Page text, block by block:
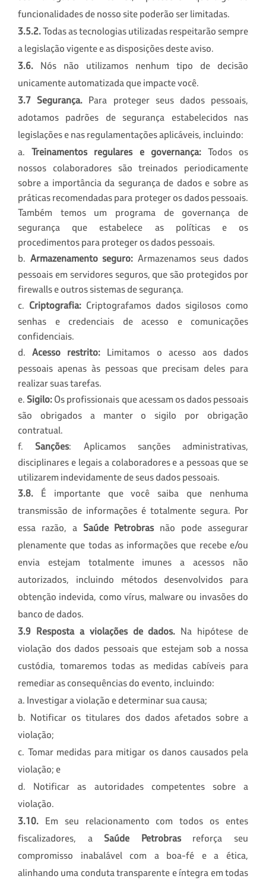
funcionalidades de nosso site poderão ser limitadas.
3.5.2.Todas as tecnologias utilizadas respeitarão sempre
a legislação vigente e as disposições deste aviso.
3.6. Nós não utilizamos nenhum tipo de decisão
unicamente automatizada que impacte você.
3.7 Segurança. Para proteger seus dados pessoais,
adotamos padrões de segurança estabelecidos nas
legislações e nas regulamentações aplicáveis, incluindo:
a.Treinamentos regulares e governança:Todos os
nossos colaboradores são treinados periodicamente
sobre a importância da segurança de dados e sobre as
práticas recomendadas para proteger os dados pessoais.
Também temos um programa de governança de
segurança que estabelece as políticas e os
procedimentos para proteger os dados pessoais.
b. Armazenamento seguro: Armazenamos seus dados
pessoais em servidores seguros, que são protegidos por
firewalls e outros sistemas de segurança.
c. Criptografia: Criptografamos dados sigilosos como
senhas e credenciais de acesso e comunicações
confidenciais.
d.Acesso restrito: Limitamos o acesso aos dados
pessoais apenas às pessoas que precisam deles para
realizar suas tarefas.
e. Sigilo:Os profissionais que acessam os dados pessoais
são obrigados a manter o sigilo por obrigação
contratual.
f. Sanções: Aplicamos sanções administrativas,
disciplinares e legais a colaboradores e a pessoas que se
utilizarem indevidamente de seus dados pessoais.
3.8. É importante que você saiba que nenhuma
transmissão de informações é totalmente segura. Por
essa razão, a Saúde Petrobrasnão pode assegurar
plenamente que todas as informações que recebe e/ou
envia estejam totalmente imunes a acessos não
autorizados, incluindo métodos desenvolvidos para
obtenção indevida, como vírus, malware ou invasões do
banco de dados.
3.9 Resposta a violações de dados. Na hipótese de
violação dos dados pessoais que estejam sob a nossa
custódia, tomaremos todas as medidas cabíveis para
remediar as consequências do evento, incluindo:
a. Investigar a violação e determinar sua causa;
b. Notificar os titulares dos dados afetados sobre a
violação;
c. Tomar medidas para mitigar os danos causados pela
violação; e
d. Notificar as autoridades competentes sobre a
violação.
3.10. Em seu relacionamento com todos os entes
fiscalizadores, a Saúde Petrobrasreforça seu
compromisso inabalável com a boa-fé e a ética,
alinhando uma conduta transparente e íntegra em todas